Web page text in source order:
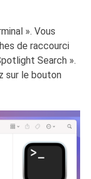
». Vous
de raccourci
Search ».
sur le bouton